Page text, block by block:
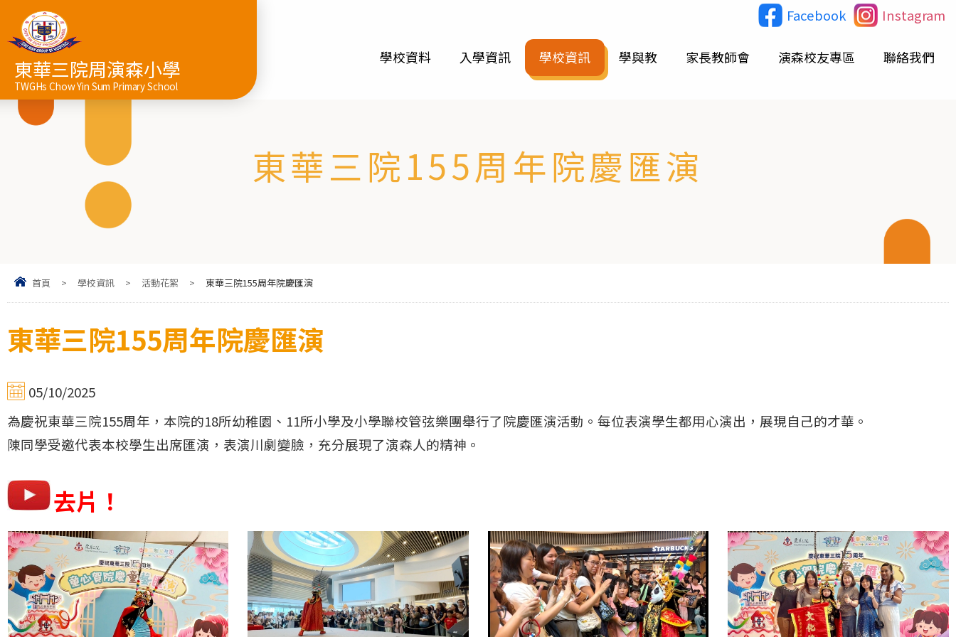
東華三院周演森小學
TWGHs Chow Yin Sum Primary School
Facebook Instagram
學校資料 入學資訊 學校資訊 學與教 家長教師會 演森校友專區 聯絡我們
東華三院155周年院慶匯演
首頁 > 學校資訊 > 活動花絮 > 東華三院155周年院慶匯演
東華三院155周年院慶匯演
05/10/2025
為慶祝東華三院155周年，本院的18所幼稚園、11所小學及小學聯校管弦樂團舉行了院慶匯演活動。每位表演學生都用心演出，展現自己的才華。
陳同學受邀代表本校學生出席匯演，表演川劇變臉，充分展現了演森人的精神。
去片！